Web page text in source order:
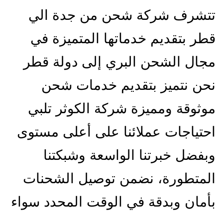
تتشرف شركة شحن من جدة الي
قطر بتقديم خدماتها المتميزة في
مجال الشحن البري إلى دولة قطر
نحن نتميز بتقديم خدمات شحن
موثوقة ومميزة شركة الكوثر تلبي
احتياجات عملائنا على أعلى مستوى
وبفضل خبرتنا الواسعة وشبكتنا
المتطورة، نضمن توصيل الشحنات
بأمان وبدقة في الوقت المحدد سواء